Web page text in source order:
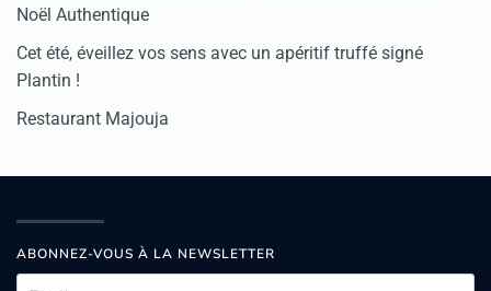
Noël Authentique
Cet été, éveillez vos sens avec un apéritif truffé signé
Plantin !
Restaurant Majouja
ABONNEZ-VOUS À LA NEWSLETTER